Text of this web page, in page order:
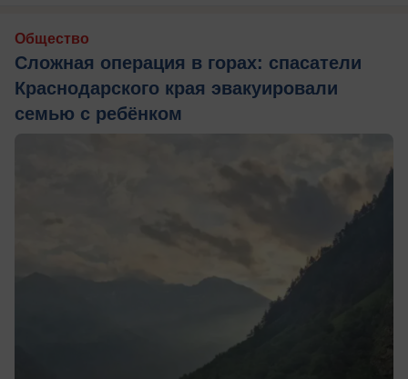
Общество
Сложная операция в горах: спасатели
Краснодарского края эвакуировали
семью с ребёнком